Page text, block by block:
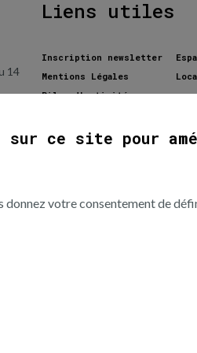
14
Liens utiles
Inscription newsletter
Mentions Légales
Bilan d'activités
sur ce site pour
donnez votre consentement de